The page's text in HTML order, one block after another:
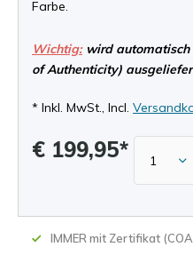
Farbe.
Wichtig:wird automatisch
of Authenticity)
* Inkl. MwSt., Incl.
€ 199,95*
IMMER mit Zertifikat